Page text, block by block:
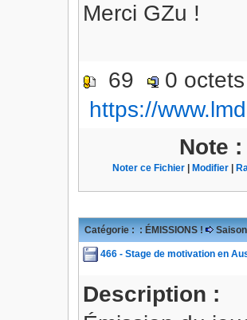
Merci GZu !
69
0
https://
Note
Noter ce Fichier Modifier
Catégorie : : ÉMISSIONS !
466 - Stage de motivation en
Description :